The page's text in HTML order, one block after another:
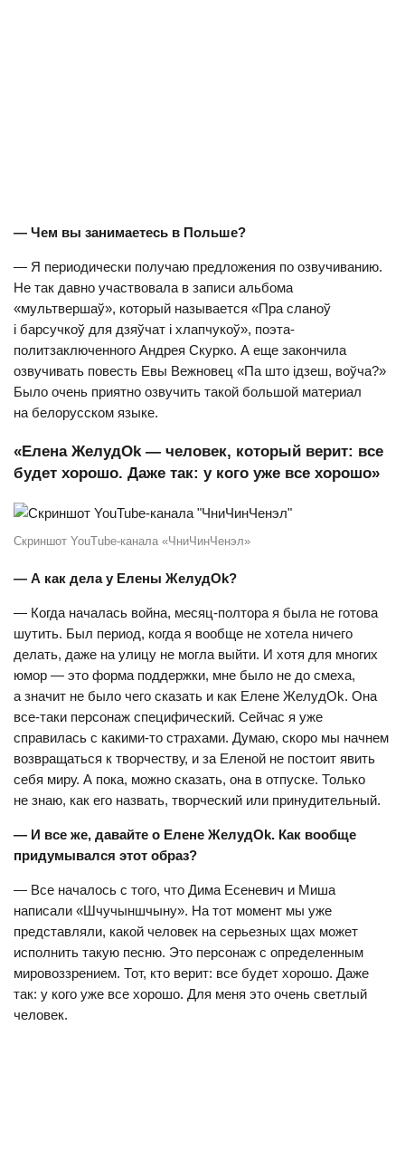
— Чем вы занимаетесь в Польше?
— Я периодически получаю предложения по озвучиванию.
Не так давно участвовала в записи альбома
«мультвершаў», который называется «Пра сланоў
і барсучкоў для дзяўчат і хлапчукоў», поэта-
политзаключенного Андрея Скурко. А еще закончила
озвучивать повесть Евы Вежновец «Па што ідзеш, воўча?»
Было очень приятно озвучить такой большой материал
на белорусском языке.
«Елена ЖелудОk — человек, который верит: все
будет хорошо. Даже так: у кого уже все хорошо»
Скриншот YouTube-канала «ЧниЧинЧенэл»
— А как дела у Елены ЖелудОk?
— Когда началась война, месяц-полтора я была не готова
шутить. Был период, когда я вообще не хотела ничего
делать, даже на улицу не могла выйти. И хотя для многих
юмор — это форма поддержки, мне было не до смеха,
а значит не было чего сказать и как Елене ЖелудОk. Она
все-таки персонаж специфический. Сейчас я уже
справилась с какими-то страхами. Думаю, скоро мы начнем
возвращаться к творчеству, и за Еленой не постоит явить
себя миру. А пока, можно сказать, она в отпуске. Только
не знаю, как его назвать, творческий или принудительный.
— И все же, давайте о Елене ЖелудОk. Как вообще
придумывался этот образ?
— Все началось с того, что Дима Есеневич и Миша
написали «Шчучыншчыну». На тот момент мы уже
представляли, какой человек на серьезных щах может
исполнить такую песню. Это персонаж с определенным
мировоззрением. Тот, кто верит: все будет хорошо. Даже
так: у кого уже все хорошо. Для меня это очень светлый
человек.